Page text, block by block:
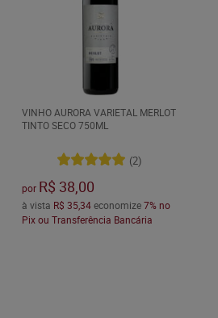
VINHO AURORA VARIETAL MERLOT
TINTO SECO 750ML
(2)
por R$ 38,00
à vista R$ 35,34economize7% no
Pix ou Transferência Bancária